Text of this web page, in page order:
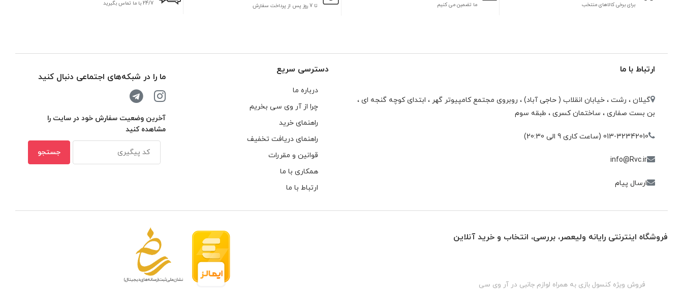
برای برخی کالاهای منتخب ما تضمین می کنیم تا 7 روز پس از پرداخت سفارش 24/7 با ما تماس بگیرید
ارتباط با ما
گیلان ، رشت ، خيابان انقلاب ( حاجی آباد) ، روبروی مجتمع كامپيوتر گهر ، ابتدای كوچه گنجه ای ،
بن بست صفاری ، ساختمان كسری ، طبقه سوم
013-32342010 (ساعت کاری 9 الی 20:30)
info@Rvc.ir
ارسال پیام
دسترسی سریع
درباره ما
چرا از آر وی سی بخریم
راهنمای خرید
راهنمای دریافت تخفیف
قوانین و مقررات
همکاری با ما
ارتباط با ما
ما را در شبکه‌های اجتماعی دنبال کنید
آخرین وضعیت سفارش خود در سایت را
مشاهده کنید
فروشگاه اینترنتی رایانه ولیعصر، بررسی، انتخاب و خرید آنلاین
فروش ویژه کنسول بازی به همراه لوازم جانبی در آر وی سی هارهای اینترنال مخصوص دوربین های مدار بسته در ظرفیتهای مختلف